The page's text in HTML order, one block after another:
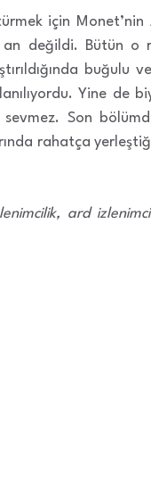
için Monet’nin
değildi. Bütün o
buğulu
Yine de
Son
rahatça
ard